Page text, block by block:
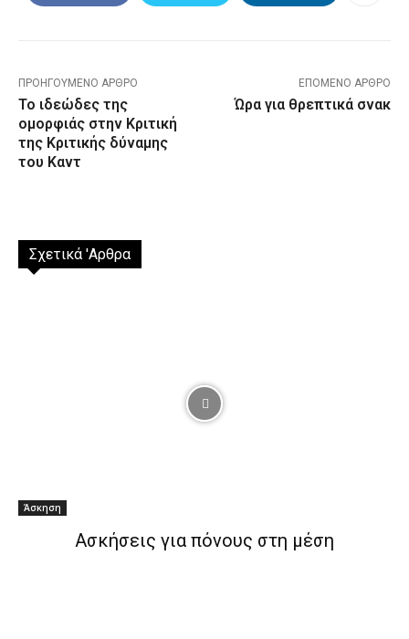
ΠΡΟΗΓΟΎΜΕΝΟ ΆΡΘΡΟ
Το ιδεώδες της
ομορφιάς στην Κριτική
της Κριτικής δύναμης
του Καντ
ΕΠΌΜΕΝΟ ΆΡΘΡΟ
Ώρα για θρεπτικά σνακ
Σχετικά 'Αρθρα
Άσκηση
Ασκήσεις για πόνους στη μέση